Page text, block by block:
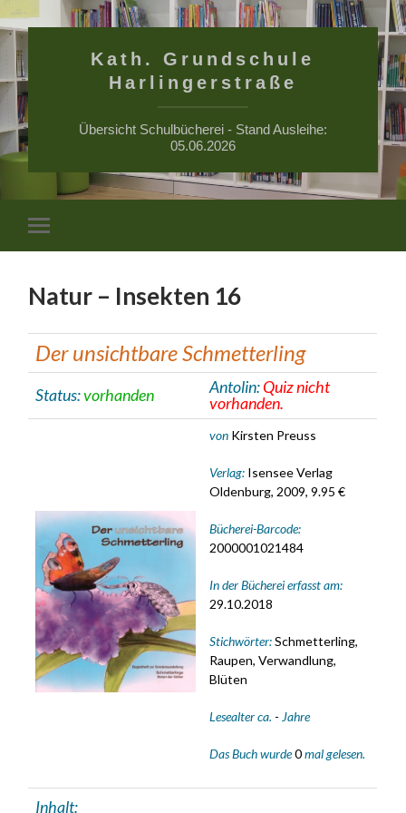
Kath. Grundschule
Harlingerstraße
Übersicht Schulbücherei - Stand Ausleihe:
05.06.2026
Mobile-
Menü
Natur – Insekten 16
Der unsichtbare Schmetterling
Status:vorhanden Antolin:Quiz nicht
vorhanden.
von Kirsten Preuss
Verlag: Isensee Verlag
Oldenburg, 2009, 9.95 €
Bücherei-Barcode:
2000001021484
In der Bücherei erfasst am:
29.10.2018
Stichwörter:Schmetterling,
Raupen, Verwandlung,
Blüten
Lesealter ca. - Jahre
Das Buch wurde0mal gelesen.
Inhalt: